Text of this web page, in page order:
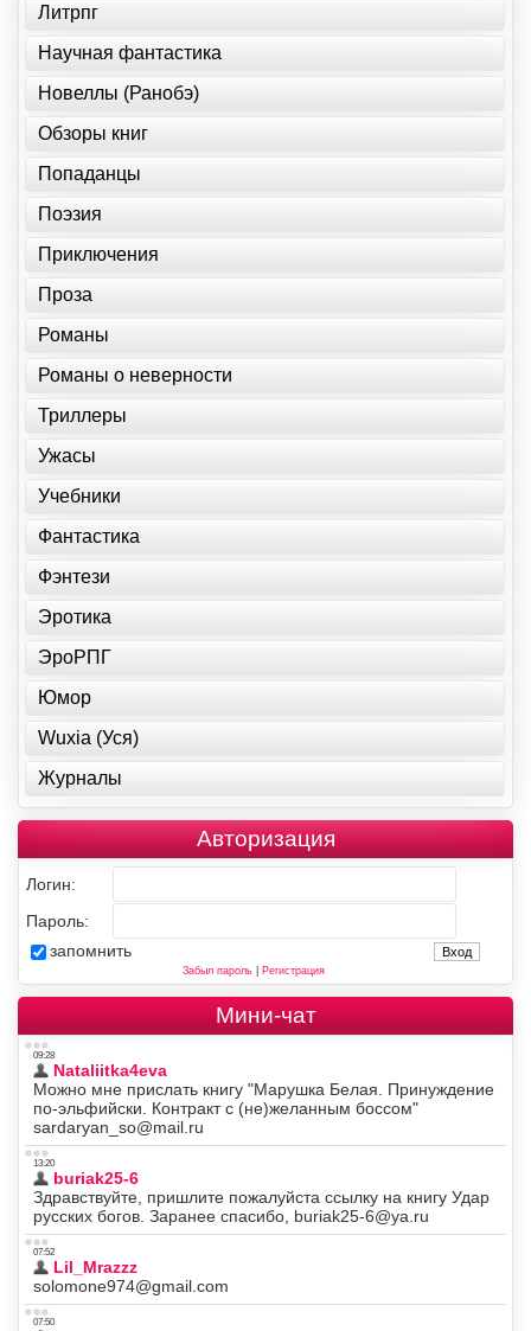
Литрпг
Научная фантастика
Новеллы (Ранобэ)
Обзоры книг
Попаданцы
Поэзия
Приключения
Проза
Романы
Романы о неверности
Триллеры
Ужасы
Учебники
Фантастика
Фэнтези
Эротика
ЭроРПГ
Юмор
Wuxia (Уся)
Журналы
Авторизация
Логин:
Пароль:
запомнить
Забыл пароль| Регистрация
Мини-чат